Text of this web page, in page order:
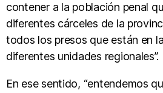
contener a la población penal
diferentes cárceles de la
todos los presos que están en
diferentes unidades regionales”.
En ese sentido, “entendemos